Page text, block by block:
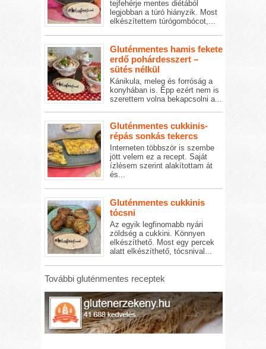
tejfehérje mentes diétából
legjobban a túró hiányzik. Most
elkészítettem túrógombócot,...
Gluténmentes hamis fekete
erdő pohárdesszert –
sütés nélkül
Kánikula, meleg és forróság a
konyhában is. Épp ezért nem is
szerettem volna bekapcsolni a...
Gluténmentes cukkinis-
répás sonkás tekercs
Interneten többször is szembe
jött velem ez a recept. Saját
ízlésem szerint alakítottam át
és...
Gluténmentes cukkinis
tócsni
Az egyik legfinomabb nyári
zöldség a cukkini. Könnyen
elkészíthető. Most egy percek
alatt elkészíthető, tócsnival...
További gluténmentes receptek